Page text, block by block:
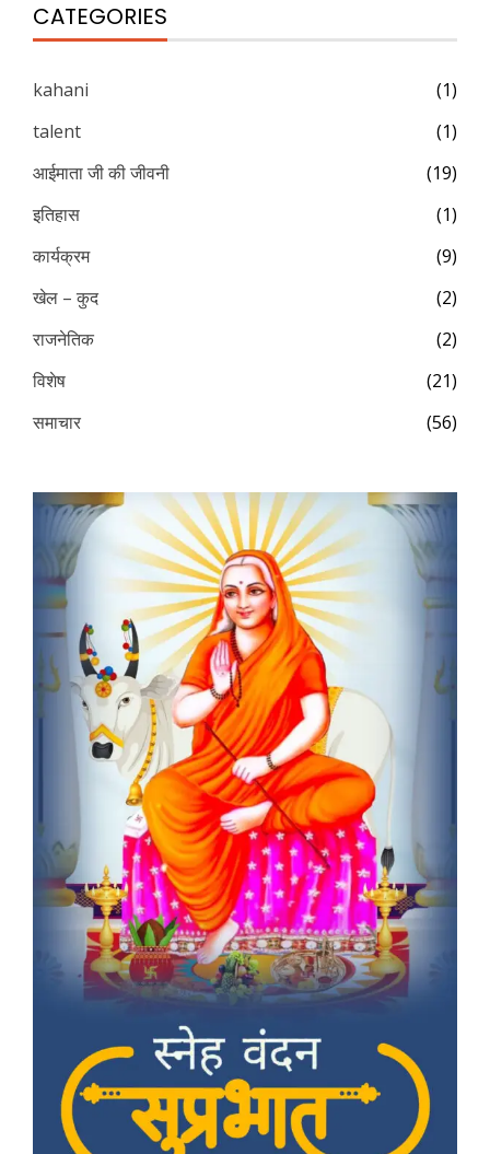
CATEGORIES
kahani
(1)
talent
(1)
आईमाता जी की जीवनी
(19)
इतिहास
(1)
कार्यक्रम
(9)
खेल – कुद
(2)
राजनेतिक
(2)
विशेष
(21)
समाचार
(56)